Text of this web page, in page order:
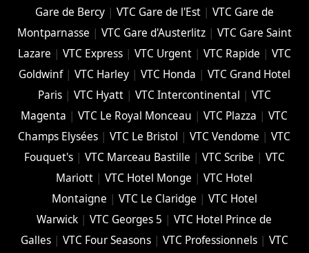
Gare de Bercy| VTC Gare de l'Est| VTC Gare de
Montparnasse | VTC Gare d'Austerlitz| VTC Gare Saint
Lazare | VTC Express| VTC Urgent| VTC Rapide | VTC
Goldwinf| VTC Harley| VTC Honda | VTC Grand Hotel
Paris| VTC Hyatt| VTC Intercontinental | VTC
Magenta |VTC Le Royal Monceau |VTC Plazza |VTC
Champs Elysées |VTC Le Bristol |VTC Vendome |VTC
Fouquet's| VTC Marceau Bastille | VTC Scribe | VTC
Mariott |VTC Hotel Monge |VTC Hotel
Montaigne | VTC Le Claridge | VTC Hotel
Warwick |VTC Georges 5 |VTC Hotel Prince de
Galles| VTC Four Seasons| VTC Professionnels| VTC